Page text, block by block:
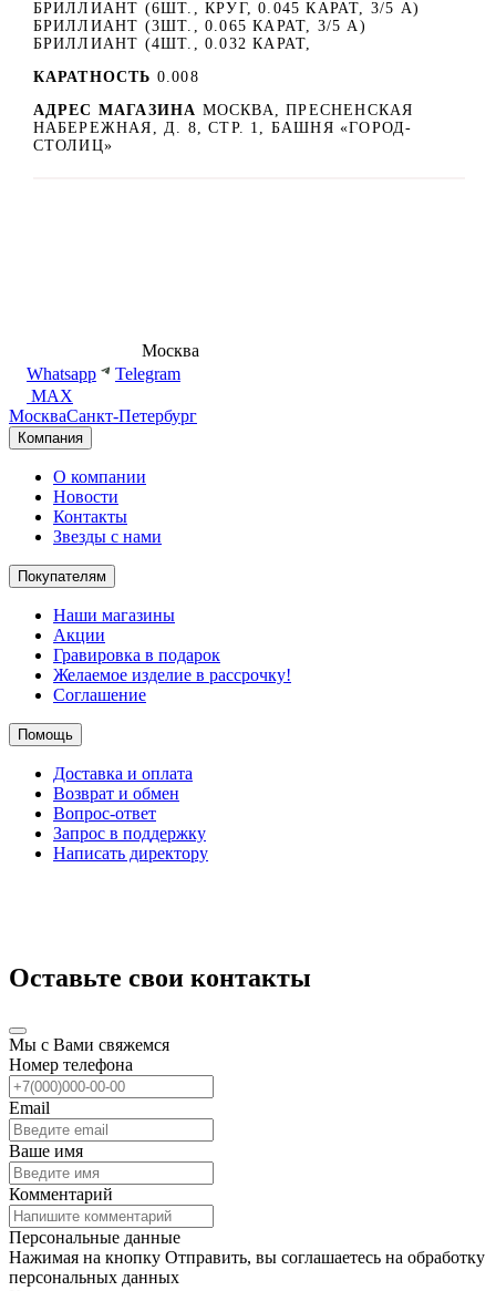
БРИЛЛИАНТ (6ШТ., КРУГ, 0.045 КАРАТ, 3/5 А)
БРИЛЛИАНТ (3ШТ., 0.065 КАРАТ, 3/5 А)
БРИЛЛИАНТ (4ШТ., 0.032 КАРАТ,
КАРАТНОСТЬ 0.008
АДРЕС МАГАЗИНА МОСКВА, ПРЕСНЕНСКАЯ
НАБЕРЕЖНАЯ, Д. 8, СТР. 1, БАШНЯ «ГОРОД-
СТОЛИЦ»
Москва
Whatsapp
Telegram
MAX
МоскваСанкт-Петербург
Компания
О компании
Новости
Контакты
Звезды с нами
Покупателям
Наши магазины
Акции
Гравировка в подарок
Желаемое изделие в рассрочку!
Соглашение
Помощь
Доставка и оплата
Возврат и обмен
Вопрос-ответ
Запрос в поддержку
Написать директору
Оставьте свои контакты
Мы с Вами свяжемся
Номер телефона
Email
Ваше имя
Комментарий
Персональные данные
Нажимая на кнопку Отправить, вы соглашаетесь на обработку
персональных данных